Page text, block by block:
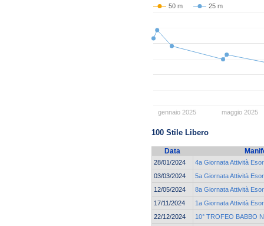
50 m 25 m
gennaio 2025 maggio 2025
100 Stile Libero
Data
28/01/2024
4a Giornata Attività
03/03/2024
5a Giornata Attività
12/05/2024
8a Giornata Attività
17/11/2024
1a Giornata Attività
22/12/2024
10° TROFEO BABBO